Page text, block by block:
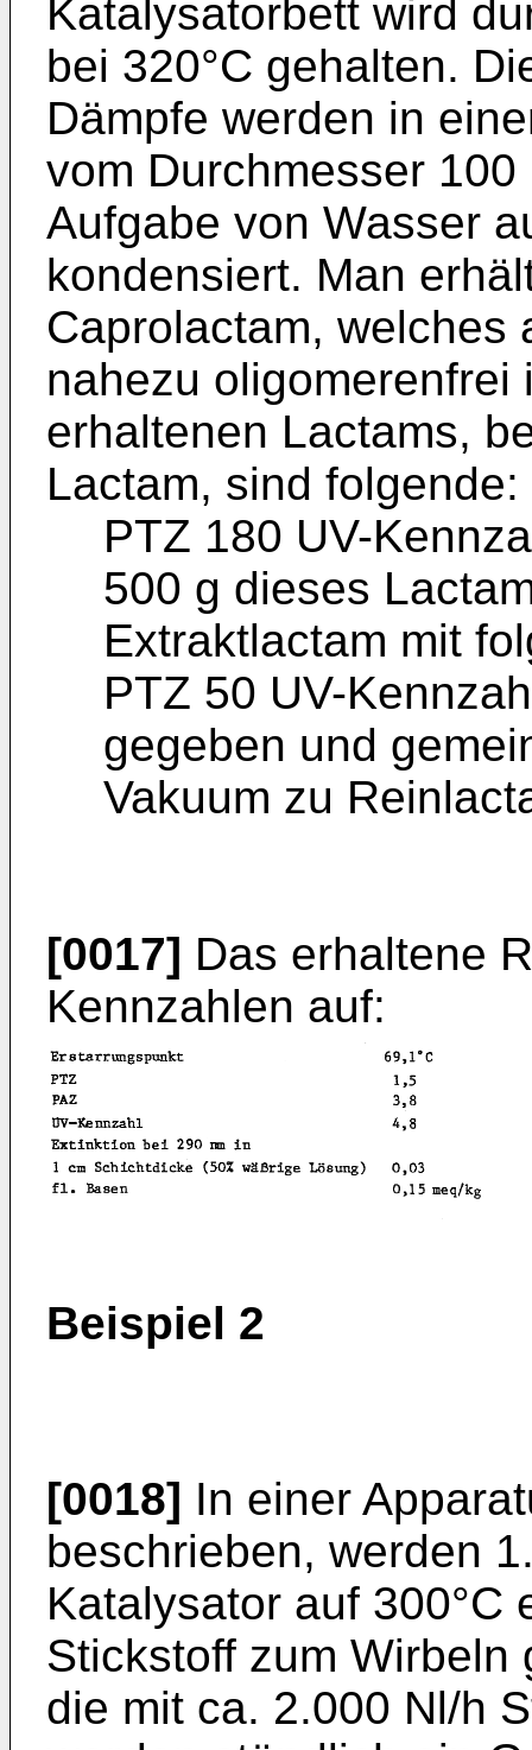
Katalysatorbett wird
bei 320°C gehalten.
Dämpfe werden in
vom Durchmesser
Aufgabe von Wasser
kondensiert. Man
Caprolactam, welches
nahezu
erhaltenen Lactams,
Lactam, sind folgende:
PTZ 180 UV-
500 g dieses
Extraktlactam mit
PTZ 50 UV-
gegeben und
Vakuum zu
[0017] Das erhaltene
Kennzahlen auf:
Beispiel 2
[0018] In einer
beschrieben, werden
Katalysator auf 300°C
Stickstoff zum Wirbeln
die mit ca. 2.000 Nl/h